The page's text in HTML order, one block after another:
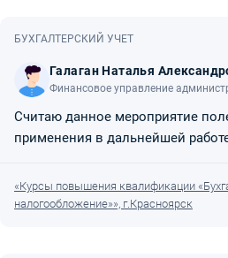
БУХГАЛТЕРСКИЙ УЧЕТ
Галаган Наталья
Финансовое управление
Считаю данное мероприятие
применения в дальнейшей
«Курсы повышения квалификации
налогообложение»», г.Красноярск